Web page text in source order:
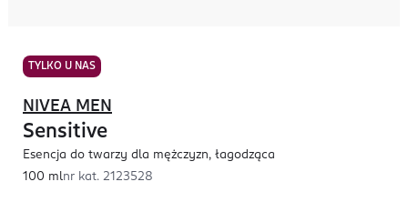
TYLKO U NAS
NIVEA MEN
Sensitive
Esencja do twarzy dla mężczyzn, łagodząca
100 mlnr kat. 2123528